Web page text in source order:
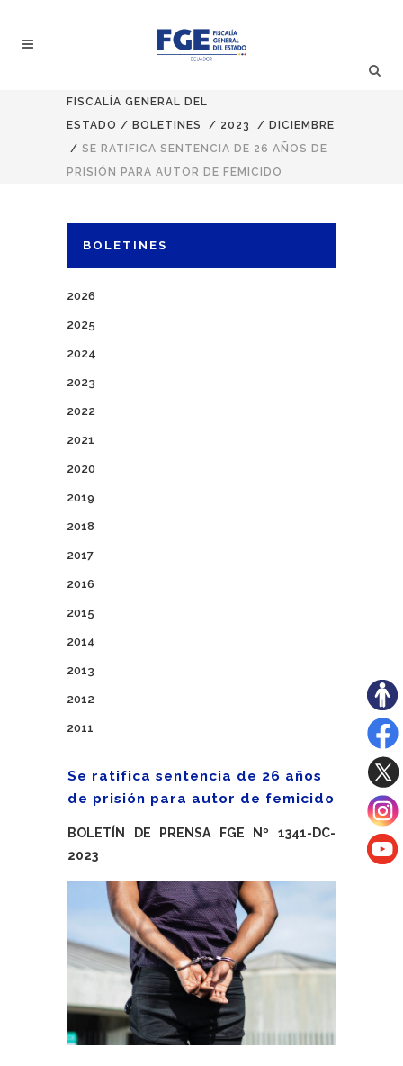
FISCALÍA GENERAL DEL
ESTADO / BOLETINES / 2023 / DICIEMBRE
/ SE RATIFICA SENTENCIA DE 26 AÑOS DE
PRISIÓN PARA AUTOR DE FEMICIDO
BOLETINES
2026
2025
2024
2023
2022
2021
2020
2019
2018
2017
2016
2015
2014
2013
2012
2011
Se ratifica sentencia de 26 años
de prisión para autor de femicido
BOLETÍN DE PRENSA FGE Nº 1341-DC-
2023